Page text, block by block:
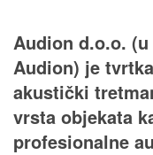
Audion d.o.o.
Audion) je
akustički
vrsta objekata
profesionalne